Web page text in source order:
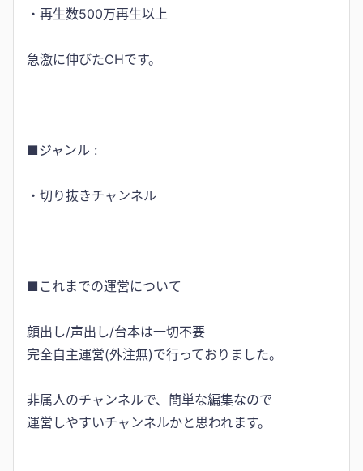
・再生数500万再生以上
急激に伸びたCHです。
■ジャンル :
・切り抜きチャンネル
■これまでの運営について
顔出し/声出し/台本は一切不要
完全自主運営(外注無)で行っておりました。
非属人のチャンネルで、簡単な編集なので
運営しやすいチャンネルかと思われます。